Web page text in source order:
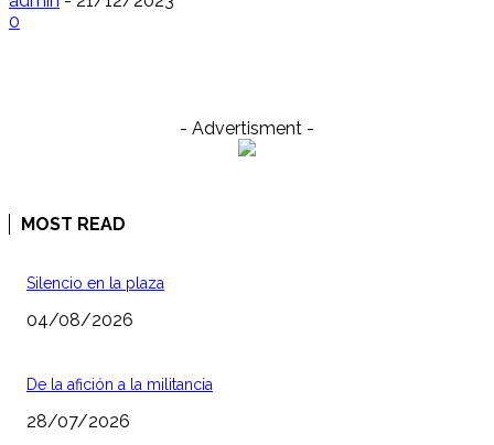
0
- Advertisment -
MOST READ
Silencio en la plaza
04/08/2026
De la afición a la militancia
28/07/2026